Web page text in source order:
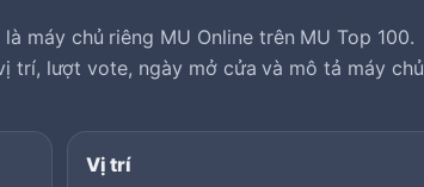
máy chủ riêng MU Online trên MU Top 100.
trí, lượt vote, ngày mở cửa và mô tả máy chủ
Vị trí